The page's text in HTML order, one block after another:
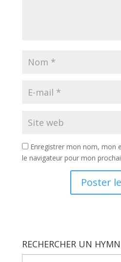
Enregistrer mon nom, mon
le navigateur pour mon
RECHERCHER UN